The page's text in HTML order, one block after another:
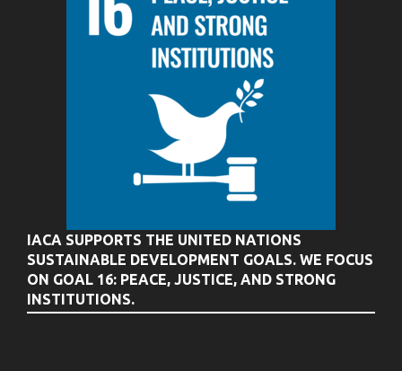
IACA SUPPORTS THE UNITED NATIONS
SUSTAINABLE DEVELOPMENT GOALS. WE FOCUS
ON GOAL 16: PEACE, JUSTICE, AND STRONG
INSTITUTIONS.